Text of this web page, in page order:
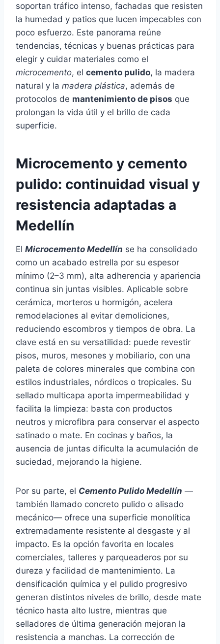
soportan tráfico intenso, fachadas que resisten
la humedad y patios que lucen impecables con
poco esfuerzo. Este panorama reúne
tendencias, técnicas y buenas prácticas para
elegir y cuidar materiales como el
microcemento, el cemento pulido, la madera
natural y la madera plástica, además de
protocolos de mantenimiento de pisos que
prolongan la vida útil y el brillo de cada
superficie.
Microcemento y cemento
pulido: continuidad visual y
resistencia adaptadas a
Medellín
El Microcemento Medellín se ha consolidado
como un acabado estrella por su espesor
mínimo (2–3 mm), alta adherencia y apariencia
continua sin juntas visibles. Aplicable sobre
cerámica, morteros u hormigón, acelera
remodelaciones al evitar demoliciones,
reduciendo escombros y tiempos de obra. La
clave está en su versatilidad: puede revestir
pisos, muros, mesones y mobiliario, con una
paleta de colores minerales que combina con
estilos industriales, nórdicos o tropicales. Su
sellado multicapa aporta impermeabilidad y
facilita la limpieza: basta con productos
neutros y microfibra para conservar el aspecto
satinado o mate. En cocinas y baños, la
ausencia de juntas dificulta la acumulación de
suciedad, mejorando la higiene.
Por su parte, el Cemento Pulido Medellín —
también llamado concreto pulido o alisado
mecánico— ofrece una superficie monolítica
extremadamente resistente al desgaste y al
impacto. Es la opción favorita en locales
comerciales, talleres y parqueaderos por su
dureza y facilidad de mantenimiento. La
densificación química y el pulido progresivo
generan distintos niveles de brillo, desde mate
técnico hasta alto lustre, mientras que
selladores de última generación mejoran la
resistencia a manchas. La corrección de